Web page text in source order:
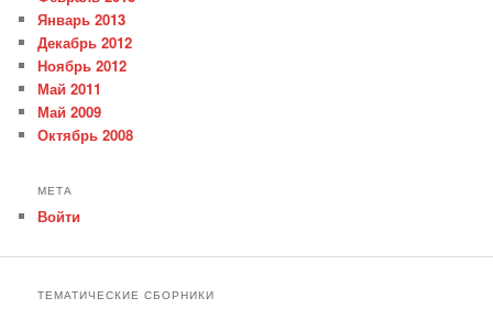
Январь 2013
Декабрь 2012
Ноябрь 2012
Май 2011
Май 2009
Октябрь 2008
МЕТА
Войти
ТЕМАТИЧЕСКИЕ СБОРНИКИ